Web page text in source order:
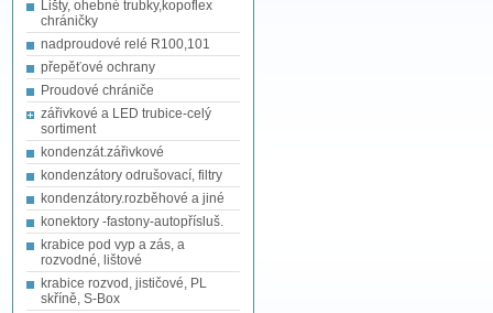
Lišty, ohebné trubky,kopoflex
chráničky
nadproudové relé R100,101
přepěťové ochrany
Proudové chrániče
zářivkové a LED trubice-celý
sortiment
kondenzát.zářivkové
kondenzátory odrušovací, filtry
kondenzátory.rozběhové a jiné
konektory -fastony-autopřísluš.
krabice pod vyp a zás, a
rozvodné, lištové
krabice rozvod, jističové, PL
skříně, S-Box